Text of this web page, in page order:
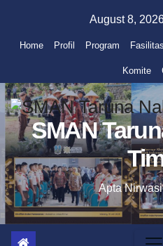
content
August 8,
Home Profil Program Fasilitas
Komite
SMAN
Apta